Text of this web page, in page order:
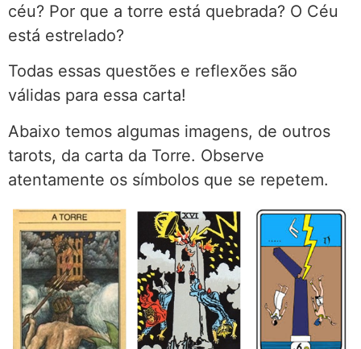
céu? Por que a torre está quebrada? O Céu
está estrelado?
Todas essas questões e reflexões são
válidas para essa carta!
Abaixo temos algumas imagens, de outros
tarots, da carta da Torre. Observe
atentamente os símbolos que se repetem.